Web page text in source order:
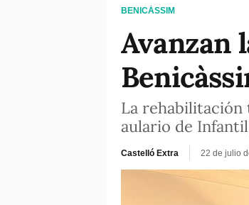
BENICÀSSIM
Avanzan
La rehabilitación
aulario de
Castelló Extra 22 de julio